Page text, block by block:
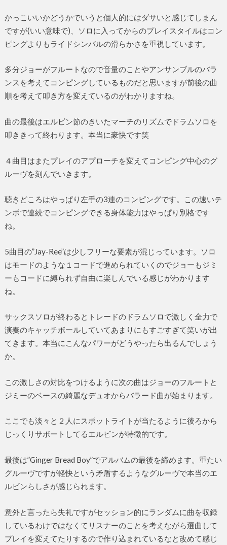
かっこいいかどうかでいうと個人的にはダサいと感じてしまん
ですが(いい意味で)、ソロに入ってからのプレイスタイルはコン
ピングよりもライドシンバルの滑らかさを重視しています。
多分ジョーがフルートなので音量のことやアンサンブルのバラ
ンスを考えてコンピングしているものだと思いますが前後の曲
順を考えて叩き方を変えているのがわかりますね。
曲の最後はエルビン節のきいたマーチのリズムでドラムソロを
叩ききって終わります。本当に豪快です笑
４曲目はまたプレイのアプローチを変えてコンピング中心のグ
ルーヴを刻んでいきます。
聴きどころはやっぱり左手の3連のコンピングです。この速いテ
ンポで連続でコンピングできる身体能力はやっぱり別格です
ね。
5曲目の”Jay-Ree”は少しフリーな要素が混じっています。ソロ
はモードのような１コードで進められていくのでジョーもジミ
ーもコードに縛られず自由に楽しんでいる感じがわかります
ね。
サックスソロが終わるとトレードのドラムソロで激しく全力で
演奏のキャッチボールしていてあまりにもすごすぎて笑いが出
てきます。本当にこんなパワーがどうやったら出るんでしょう
か。
この激しさの対比をつけるように次の曲はジョーのフルートと
ジミーのベースの綺麗なデュオからバラード曲が始まります。
ここでも淡々と２人にスポットライトが当たるように後ろから
じっくりサポートしてるエルビンが特徴的です。
最後は”Ginger Bread Boy”でアルバムの最後を締めます。重たい
グルーヴですが軽快という矛盾するようなグルーヴで本当のエ
ルビンらしさが感じられます。
意外と言ったら失礼ですがセッション的にランダムに曲を収録
しているわけではなくてリスナーのことを考えながら選曲して
プレイを変えてたりするので作り込まれているなと改めて感じ